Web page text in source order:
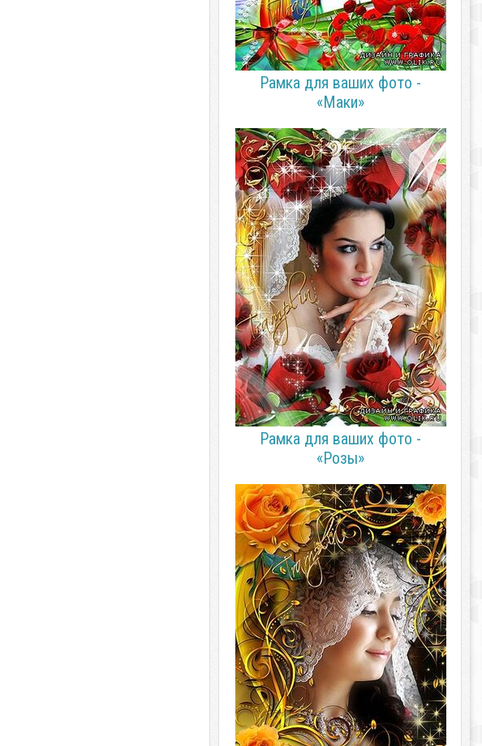
Рамка для ваших фото -
«Маки»
Рамка для ваших фото -
«Розы»